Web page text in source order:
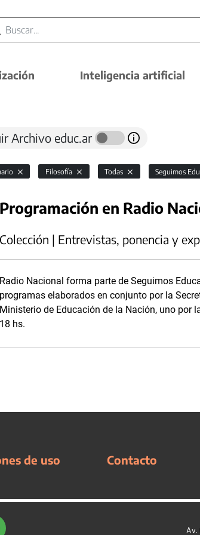
Inteligencia artificial
Archivo educ.ar
Filosofía Todas Seguimos
Programación en Radio
Colección | Entrevistas, ponencia y
Radio Nacional forma parte de Seguimos
programas elaborados en conjunto por la
Ministerio de Educación de la Nación, uno por
18 hs.
de uso Contacto
Av.